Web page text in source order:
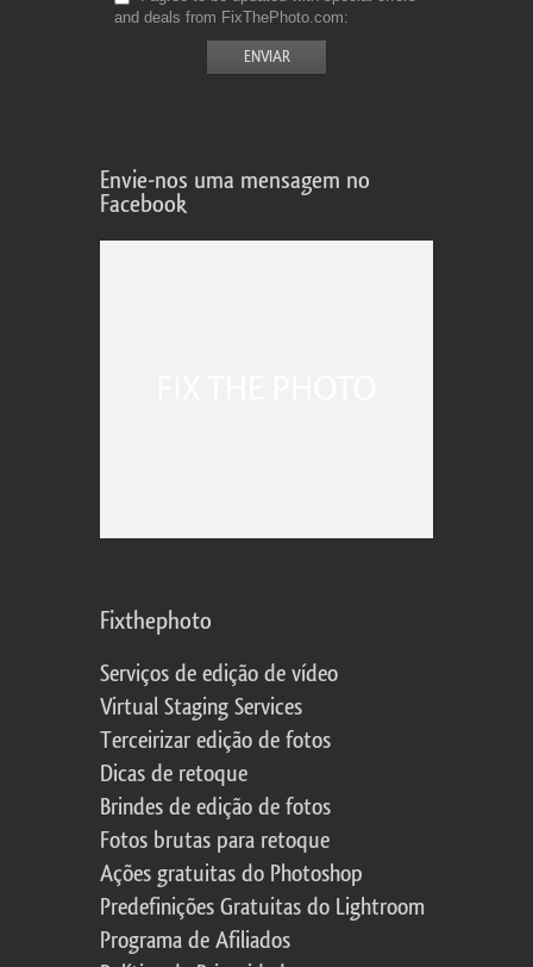
and deals from FixThePhoto.com
Envie-nos uma mensagem no
Facebook
Fixthephoto
Serviços de edição de vídeo
Virtual Staging Services
Terceirizar edição de fotos
Dicas de retoque
Brindes de edição de fotos
Fotos brutas para retoque
Ações gratuitas do Photoshop
Predefinições Gratuitas do Lightroom
Programa de Afiliados